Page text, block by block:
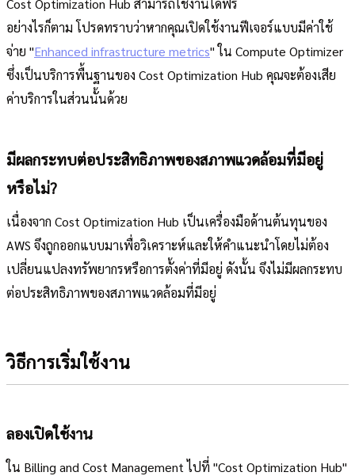
Cost Optimization Hub สามารถใช้งานได้ฟรี
อย่างไรก็ตาม โปรดทราบว่าหากคุณเปิดใช้งานฟีเจอร์แบบมีค่าใช้
จ่าย "Enhanced infrastructure metrics" ใน Compute Optimizer
ซึ่งเป็นบริการพื้นฐานของ Cost Optimization Hub คุณจะต้องเสีย
ค่าบริการในส่วนนั้นด้วย
มีผลกระทบต่อประสิทธิภาพของสภาพแวดล้อมที่มีอยู่
หรือไม่?
เนื่องจาก Cost Optimization Hub เป็นเครื่องมือด้านต้นทุนของ
AWS จึงถูกออกแบบมาเพื่อวิเคราะห์และให้คำแนะนำโดยไม่ต้อง
เปลี่ยนแปลงทรัพยากรหรือการตั้งค่าที่มีอยู่ ดังนั้น จึงไม่มีผลกระทบ
ต่อประสิทธิภาพของสภาพแวดล้อมที่มีอยู่
วิธีการเริ่มใช้งาน
ลองเปิดใช้งาน
ใน Billing and Cost Management ไปที่ "Cost Optimization Hub"